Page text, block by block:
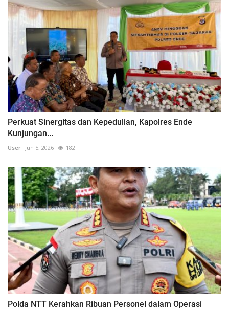
Perkuat Sinergitas dan Kepedulian, Kapolres Ende
Kunjungan...
User Jun 5, 2026 182
Polda NTT Kerahkan Ribuan Personel dalam Operasi